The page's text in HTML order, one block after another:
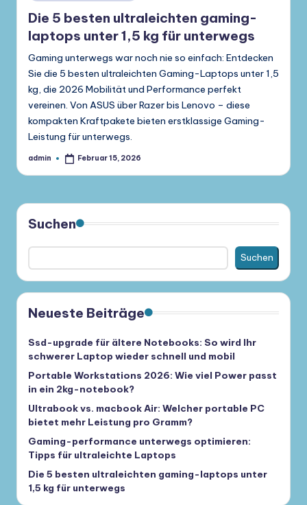
in
Die 5 besten ultraleichten gaming-
laptops unter 1,5 kg für unterwegs
Gaming unterwegs war noch nie so einfach: Entdecken
Sie die 5 besten ultraleichten Gaming-Laptops unter 1,5
kg, die 2026 Mobilität und Performance perfekt
vereinen. Von ASUS über Razer bis Lenovo – diese
kompakten Kraftpakete bieten erstklassige Gaming-
Leistung für unterwegs.
Gepostet
admin Februar 15, 2026
Suchen
Suchen
Neueste Beiträge
Ssd-upgrade für ältere Notebooks: So wird Ihr
schwerer Laptop wieder schnell und mobil
Portable Workstations 2026: Wie viel Power passt
in ein 2kg-notebook?
Ultrabook vs. macbook Air: Welcher portable PC
bietet mehr Leistung pro Gramm?
Gaming-performance unterwegs optimieren:
Tipps für ultraleichte Laptops
Die 5 besten ultraleichten gaming-laptops unter
1,5 kg für unterwegs